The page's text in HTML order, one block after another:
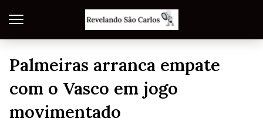
Palmeiras arranca empate
com o Vasco em jogo
movimentado